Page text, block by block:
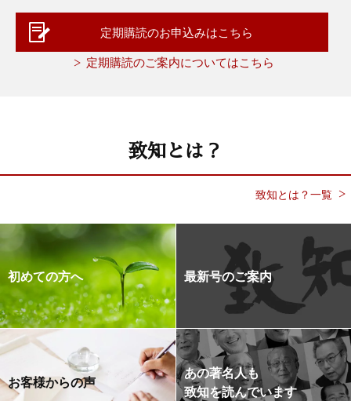
定期購読のお申込みはこちら
定期購読のご案内についてはこちら
致知とは？
致知とは？一覧
初めての方へ 最新号のご案内
お客様からの声
あの著名人も
致知を読んでいます